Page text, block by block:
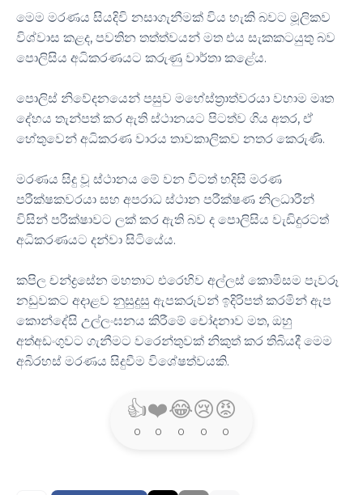
මෙම මරණය සියදිවි නසාගැනීමක් විය හැකි බවට මූලිකව
විශ්වාස කළද, පවතින තත්ත්වයන් මත එය සැකකටයුතු බව
පොලිසිය අධිකරණයට කරුණු වාර්තා කළේය.
පොලිස් නිවේදනයෙන් පසුව මහේස්ත්‍රාත්වරයා වහාම මෘත
දේහය තැන්පත් කර ඇති ස්ථානයට පිටත්ව ගිය අතර, ඒ
හේතුවෙන් අධිකරණ වාරය තාවකාලිකව නතර කෙරුණි.
මරණය සිදු වූ ස්ථානය මේ වන විටත් හදිසි මරණ
පරීක්ෂකවරයා සහ අපරාධ ස්ථාන පරීක්ෂණ නිලධාරීන්
විසින් පරීක්ෂාවට ලක් කර ඇති බව ද පොලිසිය වැඩිදුරටත්
අධිකරණයට දන්වා සිටියේය.
කපිල චන්ද්‍රසේන මහතාට එරෙහිව අල්ලස් කොමිසම පැවරූ
නඩුවකට අදාළව නුසුදුසු ඇපකරුවන් ඉදිරිපත් කරමින් ඇප
කොන්දේසි උල්ලංඝනය කිරීමේ චෝදනාව මත, ඔහු
අත්අඩංගුවට ගැනීමට වරෙන්තුවක් නිකුත් කර තිබියදී මෙම
අබිරහස් මරණය සිදුවීම විශේෂත්වයකි.
👍
0
❤️
0
😂
0
😢
0
😡
0